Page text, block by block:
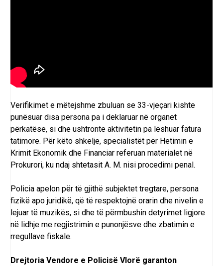
Verifikimet e mëtejshme zbuluan se 33-vjeçari kishte
punësuar disa persona pa i deklaruar në organet
përkatëse, si dhe ushtronte aktivitetin pa lëshuar fatura
tatimore. Për këto shkelje, specialistët për Hetimin e
Krimit Ekonomik dhe Financiar referuan materialet në
Prokurori, ku ndaj shtetasit A. M. nisi procedimi penal.
Policia apelon për të gjithë subjektet tregtare, persona
fizikë apo juridikë, që të respektojnë orarin dhe nivelin e
lejuar të muzikës, si dhe të përmbushin detyrimet ligjore
në lidhje me regjistrimin e punonjësve dhe zbatimin e
rregullave fiskale.
Drejtoria Vendore e Policisë Vlorë garanton